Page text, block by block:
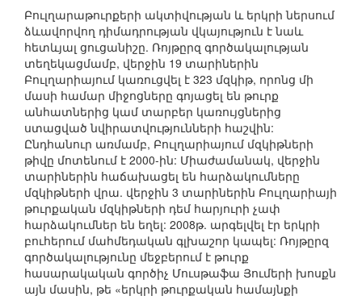
Բուլղարաթուրքերի ակտիվության և երկրի ներսում
ձևավորվող դիմադրության վկայություն է նաև
հետևյալ ցուցանիշը. Ռոյթըրզ գործակալության
տեղեկացմամբ, վերջին 19 տարիներին
Բուլղարիայում կառուցվել է 323 մզկիթ, որոնց մի
մասի համար միջոցները գոյացել են թուրք
անհատներից կամ տարբեր կառույցներից
ստացված նվիրատվությունների հաշվին:
Ընդհանուր առմամբ, Բուլղարիայում մզկիթների
թիվը մոտենում է 2000-ին: Միաժամանակ, վերջին
տարիներին հաճախացել են հարձակումները
մզկիթների վրա. վերջին 3 տարիներին Բուլղարիայի
թուրքական մզկիթների դեմ հարյուրի չափ
հարձակումներ են եղել: 2008թ. արգելվել էր երկրի
բուհերում մահմեդական գլխաշոր կապել: Ռոյթըրզ
գործակալությունը մեջբերում է թուրք
հասարակական գործիչ Մուսթաֆա Յումերի խոսքն
այն մասին, թե «երկրի թուրքական համայնքի